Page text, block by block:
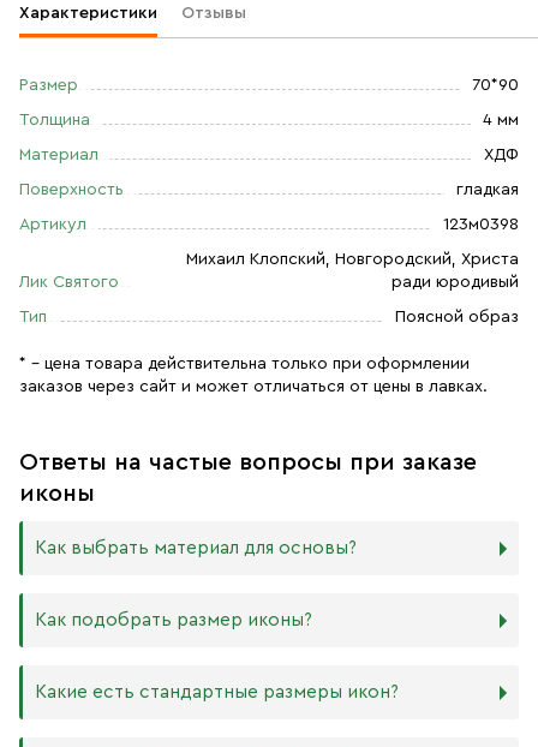
Характеристики Отзывы
Размер 70*90
Толщина 4 мм
Материал ХДФ
Поверхность гладкая
Артикул 123м0398
Лик Святого
Михаил Клопский, Новгородский, Христа
ради юродивый
Тип Поясной образ
* – цена товара действительна только при оформлении
заказов через сайт и может отличаться от цены в лавках.
Ответы на частые вопросы при заказе
иконы
Как выбрать материал для основы?
Мы изготавливаем иконы на трёх разных видах досок:
МДФ. Ламинированная древесно-стружечная плита —
Как подобрать размер иконы?
Никаких строгих правил по тому, какого размера
Какие есть стандартные размеры икон?